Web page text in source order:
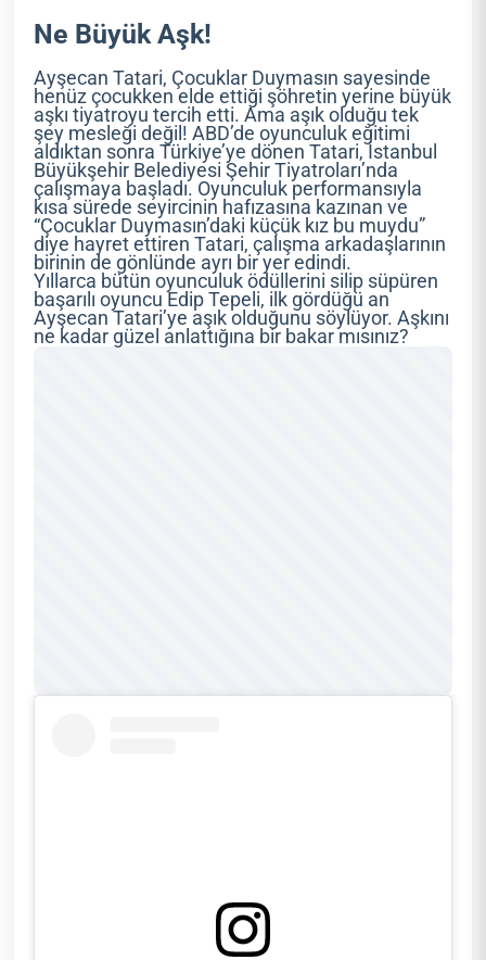
Ne Büyük Aşk!
Ayşecan Tatari, Çocuklar Duymasın sayesinde
henüz çocukken elde ettiği şöhretin yerine büyük
aşkı tiyatroyu tercih etti. Ama aşık olduğu tek
şey mesleği değil! ABD’de oyunculuk eğitimi
aldıktan sonra Türkiye’ye dönen Tatari, İstanbul
Büyükşehir Belediyesi Şehir Tiyatroları’nda
çalışmaya başladı. Oyunculuk performansıyla
kısa sürede seyircinin hafızasına kazınan ve
“Çocuklar Duymasın’daki küçük kız bu muydu”
diye hayret ettiren Tatari, çalışma arkadaşlarının
birinin de gönlünde ayrı bir yer edindi.
Yıllarca bütün oyunculuk ödüllerini silip süpüren
başarılı oyuncu Edip Tepeli, ilk gördüğü an
Ayşecan Tatari’ye aşık olduğunu söylüyor. Aşkını
ne kadar güzel anlattığına bir bakar mısınız?